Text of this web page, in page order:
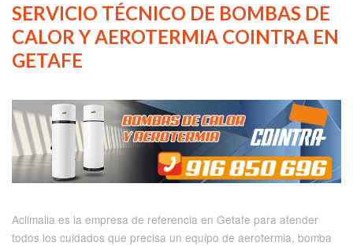
SERVICIO TÉCNICO DE BOMBAS DE
CALOR Y AEROTERMIA COINTRA EN
GETAFE
Aclimalia es la empresa de referencia en Getafe para atender
todos los cuidados que precisa un equipo de aerotermia, bomba